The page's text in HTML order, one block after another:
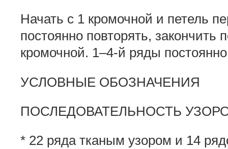
Начать с 1 кромочной и петель
постоянно повторять, закончить
кромочной. 1–4-й ряды
УСЛОВНЫЕ ОБОЗНАЧЕНИЯ
ПОСЛЕДОВАТЕЛЬНОСТЬ
* 22 ряда тканым узором и 14